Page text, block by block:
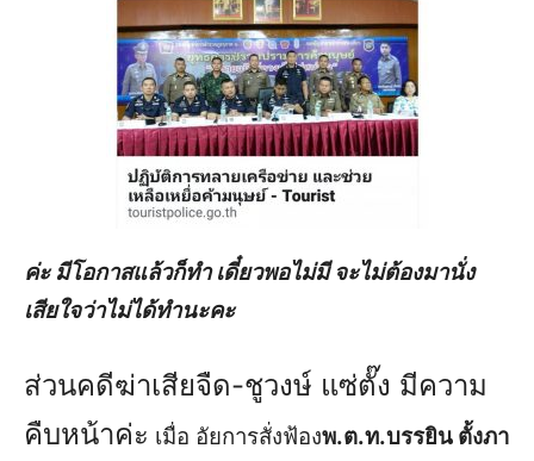
ค่ะ มีโอกาสแล้วก็ทำ เดี๋ยวพอไม่มี จะไม่ต้องมานั่ง
เสียใจว่าไม่ได้ทำนะคะ
ส่วนคดีฆ่าเสียจืด-ชูวงษ์ แซ่ตั๊ง มีความ
คืบหน้าค่ะ เมื่อ อัยการสั่งฟ้องพ.ต.ท.บรรยิน ตั้งภา